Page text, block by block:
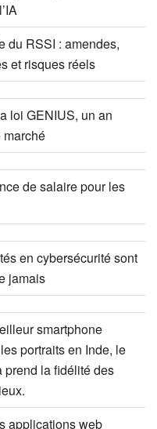
du RSSI : amendes,
et risques réels
loi GENIUS, un an
marché
de salaire pour les
en cybersécurité sont
jamais
smartphone
portraits en Inde, le
prend la fidélité des
applications web